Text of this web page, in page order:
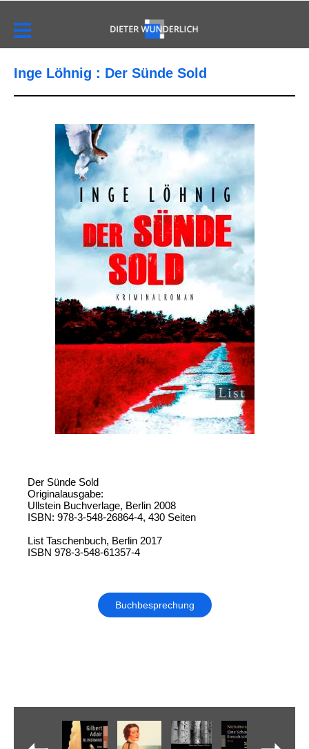
Inge Löhnig : Der Sünde Sold
Der Sünde Sold
Originalausgabe:
Ullstein Buchverlage, Berlin 2008
ISBN: 978-3-548-26864-4, 430 Seiten
List Taschenbuch, Berlin 2017
ISBN 978-3-548-61357-4
Buchbesprechung